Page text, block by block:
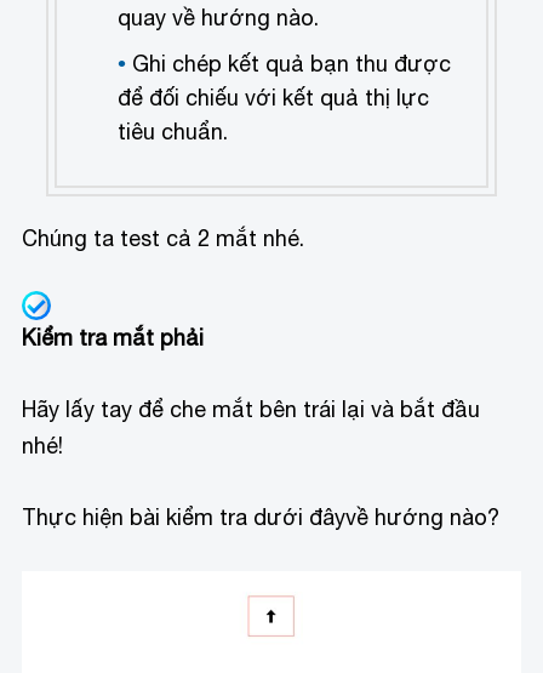
quay về hướng nào.
Ghi chép kết quả bạn thu được
để đối chiếu với kết quả thị lực
tiêu chuẩn.
Chúng ta test cả 2 mắt nhé.
Kiểm tra mắt phải
Hãy lấy tay để che mắt bên trái lại và bắt đầu
nhé!
Thực hiện bài kiểm tra dưới đâyvề hướng nào?